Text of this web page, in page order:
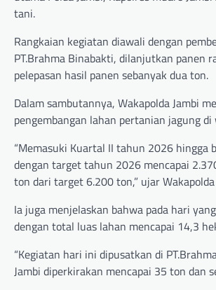
tani.
Rangkaian kegiatan diawali dengan
PT.Brahma Binabakti, dilanjutkan panen
pelepasan hasil panen sebanyak dua ton.
Dalam sambutannya, Wakapolda Jambi
pengembangan lahan pertanian jagung
“Memasuki Kuartal II tahun 2026 hingga
dengan target tahun 2026 mencapai
ton dari target 6.200 ton,” ujar Wakapolda
Ia juga menjelaskan bahwa pada hari
dengan total luas lahan mencapai 14,3
“Kegiatan hari ini dipusatkan di
Jambi diperkirakan mencapai 35 ton dan